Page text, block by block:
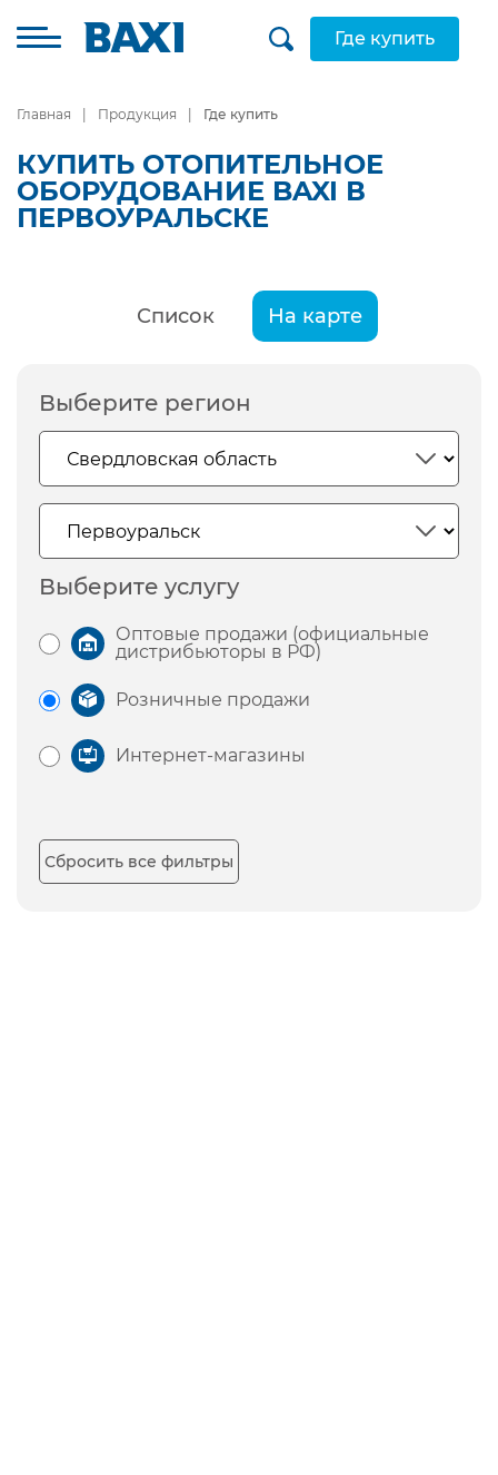
Где купить
Главная Продукция Где купить
КУПИТЬ ОТОПИТЕЛЬНОЕ
ОБОРУДОВАНИЕ BAXI В
ПЕРВОУРАЛЬСКЕ
Список На карте
Выберите регион
Выберите услугу
Оптовые продажи (официальные
дистрибьюторы в РФ)
Розничные продажи
Интернет-магазины
Сбросить все фильтры